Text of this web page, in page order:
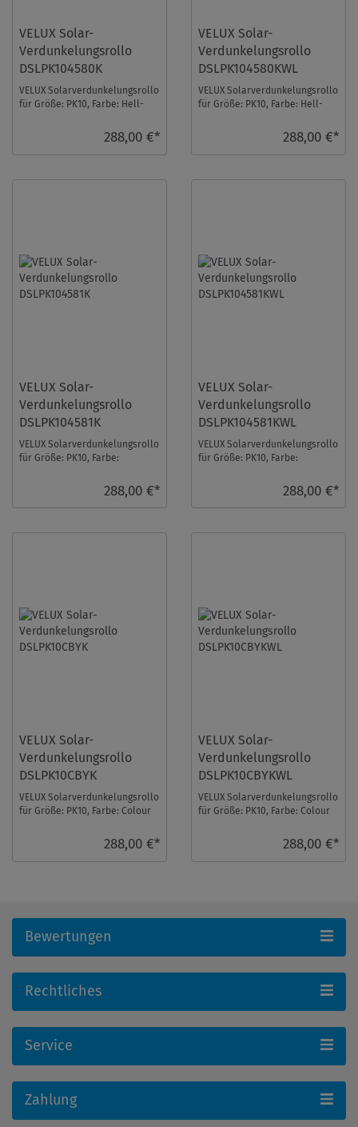
VELUX Solar-
Verdunkelungsrollo
DSLPK104580K
VELUX Solarverdunkelungsrollo
für Größe: PK10, Farbe: Hell-
homecontrol kom ...288,00 €*
VELUX Solar-
Verdunkelungsrollo
DSLPK104580KWL
VELUX Solarverdunkelungsrollo
für Größe: PK10, Farbe: Hell-
288,00 €*
VELUX Solar-
Verdunkelungsrollo
DSLPK104581K
VELUX Solarverdunkelungsrollo
für Größe: PK10, Farbe:
homecontrol kompa ...288,00 €*
VELUX Solar-
Verdunkelungsrollo
DSLPK104581KWL
VELUX Solarverdunkelungsrollo
für Größe: PK10, Farbe:
288,00 €*
VELUX Solar-
Verdunkelungsrollo
DSLPK10CBYK
VELUX Solarverdunkelungsrollo
für Größe: PK10, Farbe: Colour
288,00 €*
VELUX Solar-
Verdunkelungsrollo
DSLPK10CBYKWL
VELUX Solarverdunkelungsrollo
für Größe: PK10, Farbe: Colour
288,00 €*
Bewertungen
Rechtliches
Service
Zahlung